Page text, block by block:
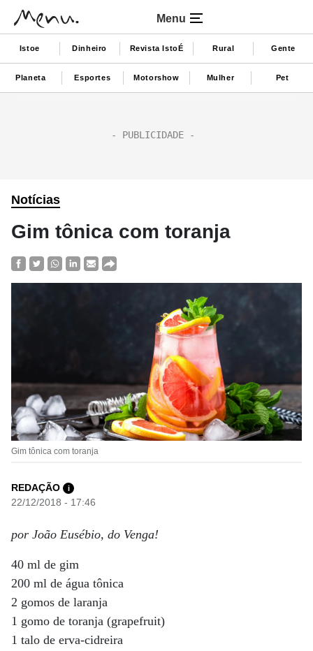
Menu
Istoe Dinheiro Revista IstoÉ Rural Gente
Planeta Esportes Motorshow Mulher Pet
Notícias
Gim tônica com toranja
Gim tônica com toranja
REDAÇÃO i
22/12/2018 - 17:46
por João Eusébio, do Venga!
40 ml de gim
200 ml de água tônica
2 gomos de laranja
1 gomo de toranja (grapefruit)
1 talo de erva-cidreira